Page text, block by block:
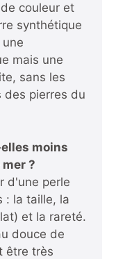
couleur et
synthétique
mais une
sans les
des pierres du
moins
?
d'une perle
: la taille, la
et la rareté.
douce de
être très